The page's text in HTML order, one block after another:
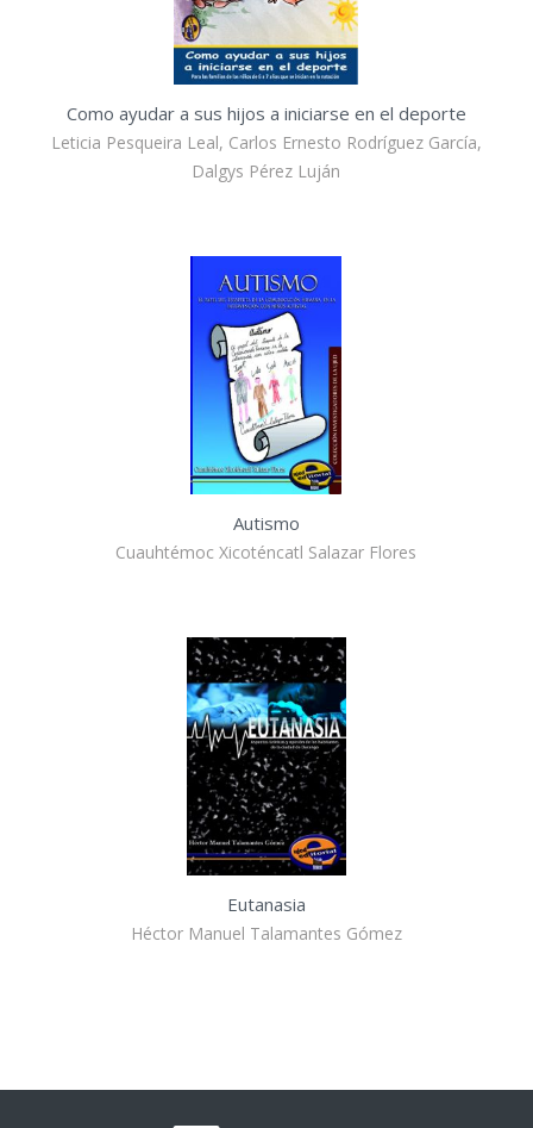
Como ayudar a sus hijos a iniciarse en el deporte
Leticia Pesqueira Leal, Carlos Ernesto Rodríguez García,
Dalgys Pérez Luján
Autismo
Cuauhtémoc Xicoténcatl Salazar Flores
Eutanasia
Héctor Manuel Talamantes Gómez